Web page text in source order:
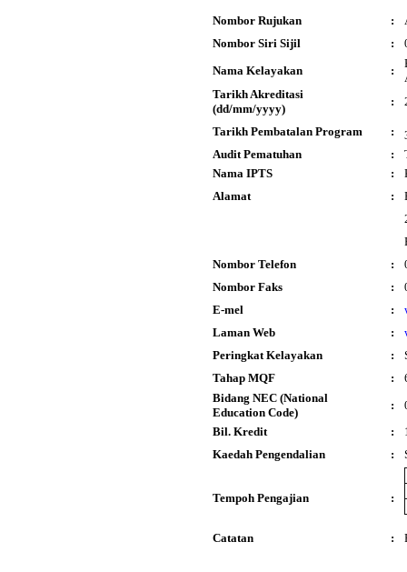
Nombor Rujukan :
Nombor Siri Sijil
:
Nama Kelayakan
:
Tarikh Akreditasi
(dd/mm/yyyy)
:
Tarikh Pembatalan Program :
Audit Pematuhan
:
Nama IPTS
:
Alamat
:
Nombor Telefon
:
Nombor Faks
:
E-mel
:
Laman Web
:
Peringkat Kelayakan
:
Tahap MQF
:
Bidang NEC (National
Education Code)
:
Bil. Kredit
:
Kaedah Pengendalian
:
Tempoh Pengajian :
Catatan :